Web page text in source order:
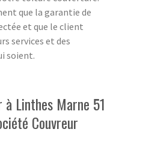
que la garantie de
et que le client
services et des
soient.
Linthes Marne 51
Couvreur